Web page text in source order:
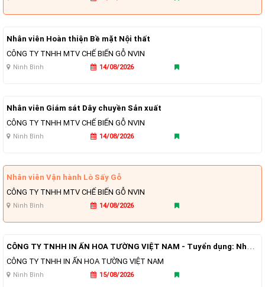
Nhân viên Hoàn thiện Bề mặt Nội thất
CÔNG TY TNHH MTV CHẾ BIẾN GỖ NVIN
Ninh Bình 14/08/2026
Nhân viên Giám sát Dây chuyền Sản xuất
CÔNG TY TNHH MTV CHẾ BIẾN GỖ NVIN
Ninh Bình 14/08/2026
Nhân viên Vận hành Lò Sấy Gỗ
CÔNG TY TNHH MTV CHẾ BIẾN GỖ NVIN
Ninh Bình 14/08/2026
CÔNG TY TNHH IN ẤN HOA TƯỜNG VIỆT NAM - Tuyển dụng: Nhân viên kinh doanh
CÔNG TY TNHH IN ẤN HOA TƯỜNG VIỆT NAM
Ninh Bình 15/08/2026